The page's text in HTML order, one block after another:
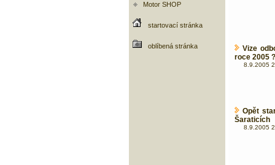
Motor SHOP
startovací stránka
oblíbená stránka
Vize
roce 2005
8.9.2005
Opět
Šaraticích
8.9.2005